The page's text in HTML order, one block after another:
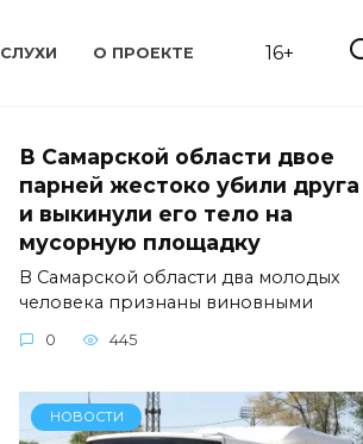
СЛУХИ О ПРОЕКТЕ 16+
В Самарской области двое
парней жестоко убили друга
и выкинули его тело на
мусорную площадку
В Самарской области два молодых
человека признаны виновными
0 445
НОВОСТИ